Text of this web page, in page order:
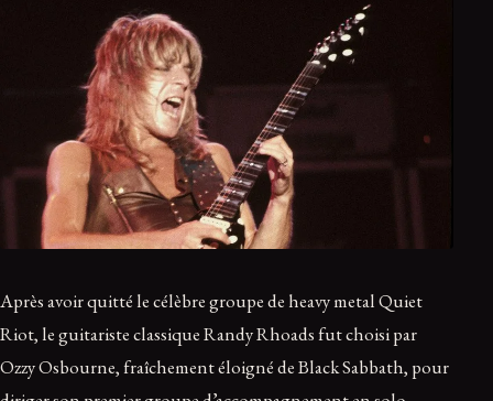
Après avoir quitté le célèbre groupe de heavy metal Quiet
Riot, le guitariste classique Randy Rhoads fut choisi par
Ozzy Osbourne, fraîchement éloigné de Black Sabbath, pour